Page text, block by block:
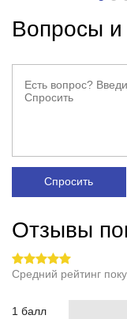
Вопросы и
Спросить
Отзывы
Средний рейтинг
1 балл